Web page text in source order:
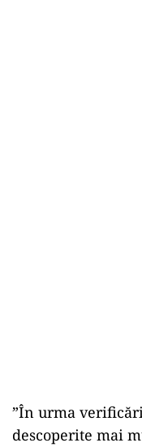
”În urma
descoperite mai